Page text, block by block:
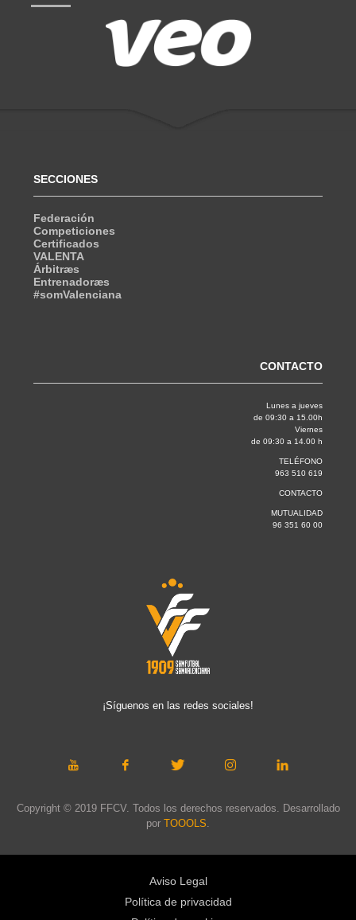
SECCIONES
Federación
Competiciones
Certificados
VALENTA
Árbitræs
Entrenadoræs
#somValenciana
CONTACTO
Lunes a jueves
de 09:30 a 15.00h
Viernes
de 09:30 a 14.00 h
TELÉFONO
963 510 619
CONTACTO
MUTUALIDAD
96 351 60 00
¡Síguenos en las redes sociales!
Copyright © 2019 FFCV. Todos los derechos reservados. Desarrollado
por TOOOLS
Aviso Legal
Política de privacidad